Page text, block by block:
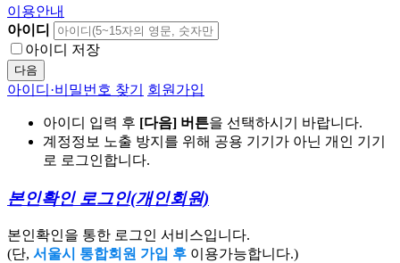
이용안내
아이디
아이디 저장
다음
아이디·비밀번호 찾기 회원가입
아이디 입력 후 [다음] 버튼을 선택하시기 바랍니다.
계정정보 노출 방지를 위해 공용 기기가 아닌 개인 기기
로 로그인합니다.
본인확인 로그인(개인회원)
본인확인을 통한 로그인 서비스입니다.
(단, 서울시 통합회원 가입 후 이용가능합니다.)